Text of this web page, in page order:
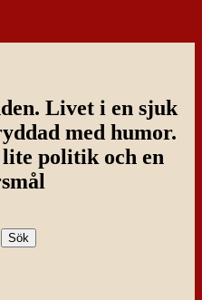
Livet i en sjuk
med humor.
politik och en